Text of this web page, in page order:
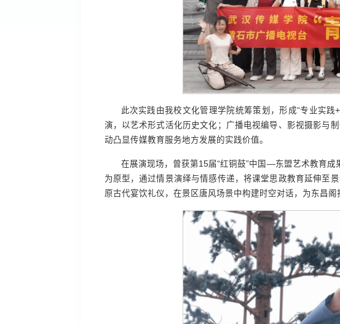
此次实践由我校文化管理学院统筹策划，形成“专业实
演，以艺术形式活化历史文化；广播电视编导、影视摄影与
动凸显传媒教育服务地方发展的实践价值。
在展演现场，曾获第15届“红铜鼓”中国—东盟艺术教育
为原型，通过情景演绎与情感传递，将课堂思政教育延伸至
原古代宴饮礼仪，在景区唐风场景中构建时空对话，为东昌阁